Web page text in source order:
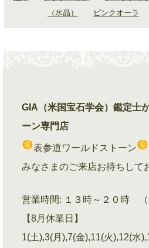
（水晶）
ピンクオーラ
GIA（米国宝石学会）鑑定士
ーン専門店
表参道ワールドストーン
みなさまのご来店お待ちして
営業時間: １３時～２０時 （
【8月休業日】
1(土),3(月),7(金),11(火),12(水